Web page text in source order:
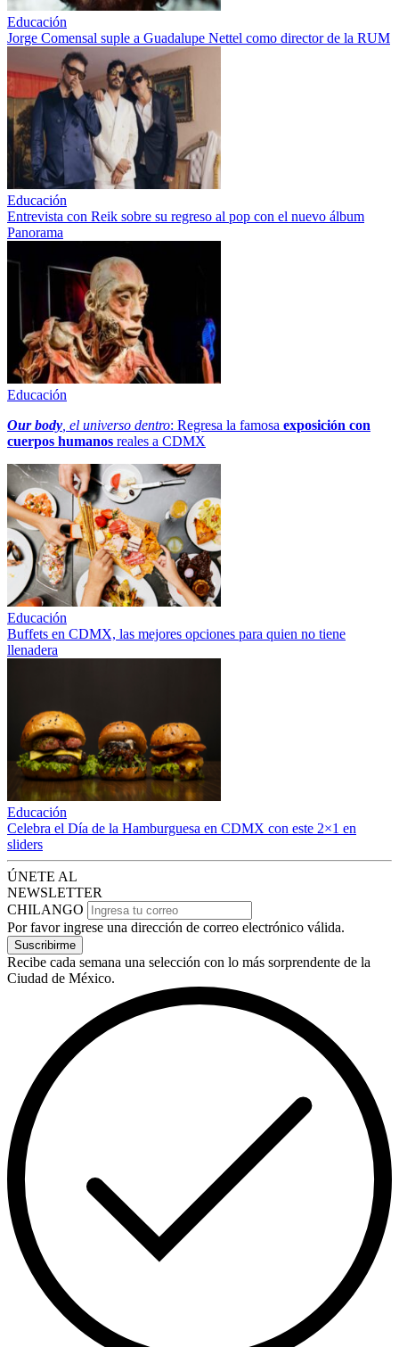
Educación
Jorge Comensal suple a Guadalupe Nettel como director de la RUM
Educación
Entrevista con Reik sobre su regreso al pop con el nuevo álbum
Panorama
Educación
Our body , el universo dentro: Regresa la famosa exposición con
cuerpos humanos reales a CDMX
Educación
Buffets en CDMX, las mejores opciones para quien no tiene
llenadera
Educación
Celebra el Día de la Hamburguesa en CDMX con este 2×1 en
sliders
ÚNETE AL
NEWSLETTER
CHILANGO
Por favor ingrese una dirección de correo electrónico válida.
Suscribirme
Recibe cada semana una selección con lo más sorprendente de la
Ciudad de México.